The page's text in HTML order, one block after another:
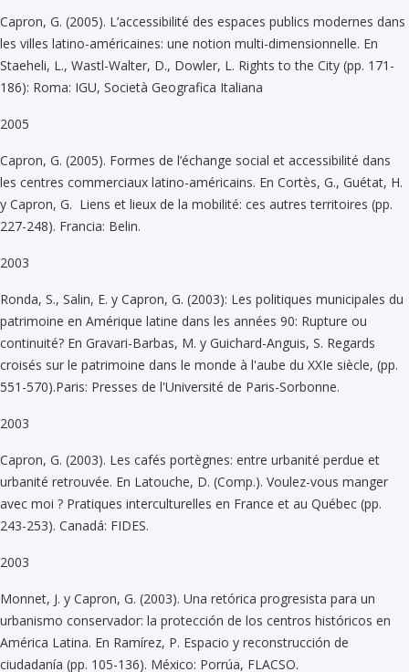
Capron, G. (2005). L’accessibilité des espaces publics modernes dans
les villes latino-américaines: une notion multi-dimensionnelle. En
Staeheli, L., Wastl-Walter, D., Dowler, L. Rights to the City (pp. 171-
186): Roma: IGU, Società Geografica Italiana
2005
Capron, G. (2005). Formes de l’échange social et accessibilité dans
les centres commerciaux latino-américains. En Cortès, G., Guétat, H.
y Capron, G. Liens et lieux de la mobilité: ces autres territoires (pp.
227-248). Francia: Belin.
2003
Ronda, S., Salin, E. y Capron, G. (2003): Les politiques municipales du
patrimoine en Amérique latine dans les années 90: Rupture ou
continuité? En Gravari-Barbas, M. y Guichard-Anguis, S. Regards
croisés sur le patrimoine dans le monde à l'aube du XXIe siècle, (pp.
551-570).Paris: Presses de l'Université de Paris-Sorbonne.
2003
Capron, G. (2003). Les cafés portègnes: entre urbanité perdue et
urbanité retrouvée. En Latouche, D. (Comp.). Voulez-vous manger
avec moi ? Pratiques interculturelles en France et au Québec (pp.
243-253). Canadá: FIDES.
2003
Monnet, J. y Capron, G. (2003). Una retórica progresista para un
urbanismo conservador: la protección de los centros históricos en
América Latina. En Ramírez, P. Espacio y reconstrucción de
ciudadanía (pp. 105-136). México: Porrúa, FLACSO.